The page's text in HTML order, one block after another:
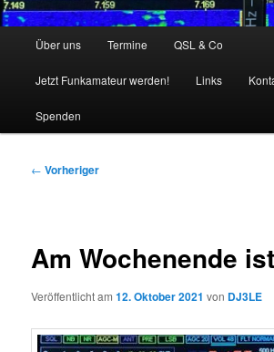
HauptmenüÜber uns Termine QSL & Co
Jetzt Funkamateur werden! Links
Spenden
Beitragsnavigation
← Vorheriger
Am Wochenende
Veröffentlicht am12. Oktober 2021 von DJ3LE